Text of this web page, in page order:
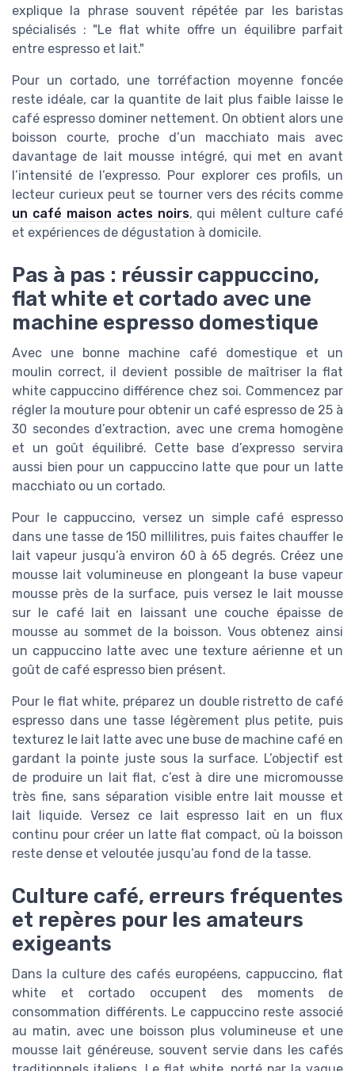
explique la phrase souvent répétée par les baristas
spécialisés : "Le flat white offre un équilibre parfait
entre espresso et lait."
Pour un cortado, une torréfaction moyenne foncée
reste idéale, car la quantite de lait plus faible laisse le
café espresso dominer nettement. On obtient alors une
boisson courte, proche d’un macchiato mais avec
davantage de lait mousse intégré, qui met en avant
l’intensité de l’expresso. Pour explorer ces profils, un
lecteur curieux peut se tourner vers des récits comme
un café maison actes noirs, qui mêlent culture café
et expériences de dégustation à domicile.
Pas à pas : réussir cappuccino,
flat white et cortado avec une
machine espresso domestique
Avec une bonne machine café domestique et un
moulin correct, il devient possible de maîtriser la flat
white cappuccino différence chez soi. Commencez par
régler la mouture pour obtenir un café espresso de 25 à
30 secondes d’extraction, avec une crema homogène
et un goût équilibré. Cette base d’expresso servira
aussi bien pour un cappuccino latte que pour un latte
macchiato ou un cortado.
Pour le cappuccino, versez un simple café espresso
dans une tasse de 150 millilitres, puis faites chauffer le
lait vapeur jusqu’à environ 60 à 65 degrés. Créez une
mousse lait volumineuse en plongeant la buse vapeur
mousse près de la surface, puis versez le lait mousse
sur le café lait en laissant une couche épaisse de
mousse au sommet de la boisson. Vous obtenez ainsi
un cappuccino latte avec une texture aérienne et un
goût de café espresso bien présent.
Pour le flat white, préparez un double ristretto de café
espresso dans une tasse légèrement plus petite, puis
texturez le lait latte avec une buse de machine café en
gardant la pointe juste sous la surface. L’objectif est
de produire un lait flat, c’est à dire une micromousse
très fine, sans séparation visible entre lait mousse et
lait liquide. Versez ce lait espresso lait en un flux
continu pour créer un latte flat compact, où la boisson
reste dense et veloutée jusqu’au fond de la tasse.
Culture café, erreurs fréquentes
et repères pour les amateurs
exigeants
Dans la culture des cafés européens, cappuccino, flat
white et cortado occupent des moments de
consommation différents. Le cappuccino reste associé
au matin, avec une boisson plus volumineuse et une
mousse lait généreuse, souvent servie dans les cafés